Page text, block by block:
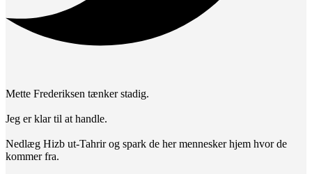
Mette Frederiksen tænker stadig.
Jeg er klar til at handle.
Nedlæg Hizb ut-Tahrir og spark de her mennesker hjem hvor de
kommer fra.